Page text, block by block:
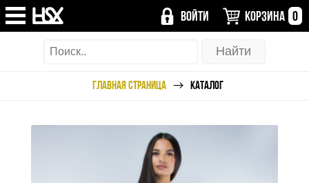
ВОЙТИ КОРЗИНА 0
ГЛАВНАЯ СТРАНИЦА КАТАЛОГ